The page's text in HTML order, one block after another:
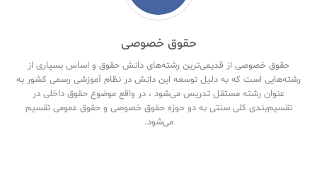
حقوق خصوصی
حقوق خصوصی از قدیمی‌ترین رشته‌های دانش حقوق و اساس بسیاری از
رشته‌هایی است که به دلیل توسعه این دانش در نظام آموزشی رسمی کشور به
عنوان رشته مستقل تدریس می‌شود ، در واقع موضوع حقوق داخلی در
تقسیم‌بندی کلی سنتی به دو حوزه حقوق خصوصی و حقوق‌ عمومی تقسیم
می‌شود.